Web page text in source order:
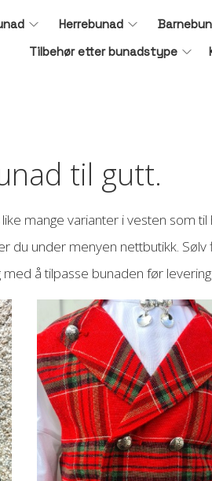
Herrebunad
Tilbehør etter bunadstype
til gutt.
mange varianter i vesten som
du under menyen nettbutikk.
å tilpasse bunaden før levering.